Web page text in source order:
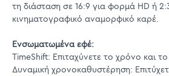
τη διάσταση σε 16:9 για φορμά HD ή
κινηματογραφικό αναμορφικό καρέ.
Ενσωματωμένα εφέ:
TimeShift: Επιταχύνετε το χρόνο και
Δυναμική χρονοκαθυστέρηση: